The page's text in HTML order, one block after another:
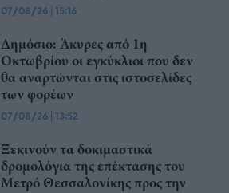
07/08/26 | 15:16
Δημόσιο: Άκυρες από 1η
Οκτωβρίου οι εγκύκλιοι που δεν
θα αναρτώνται στις ιστοσελίδες
των φορέων
07/08/26 | 13:52
Ξεκινούν τα δοκιμαστικά
δρομολόγια της επέκτασης του
Μετρό Θεσσαλονίκης προς την